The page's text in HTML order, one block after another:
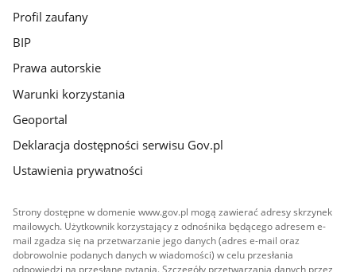
Profil zaufany
BIP
Prawa autorskie
Warunki korzystania
Geoportal
Deklaracja dostępności serwisu Gov.pl
Ustawienia prywatności
Strony dostępne w domenie www.gov.pl mogą zawierać adresy skrzynek
mailowych. Użytkownik korzystający z odnośnika będącego adresem e-
mail zgadza się na przetwarzanie jego danych (adres e-mail oraz
dobrowolnie podanych danych w wiadomości) w celu przesłania
odpowiedzi na przesłane pytania. Szczegóły przetwarzania danych przez